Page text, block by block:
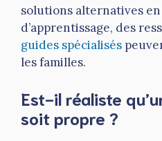
solutions alternatives
d’apprentissage, des
guides spécialisés
les familles.
Est-il réaliste
soit propre ?